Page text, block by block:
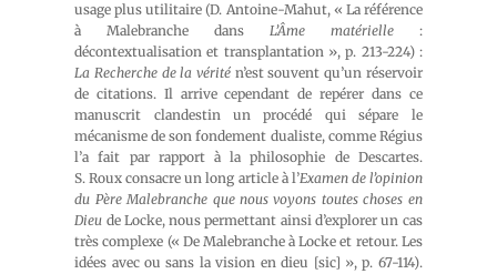
usage plus utilitaire (D. Antoine-Mahut, « La référence
à Malebranche dans L’Âme matérielle :
décontextualisation et transplantation », p. 213-224) :
La Recherche de la vérité n’est souvent qu’un réservoir
de citations. Il arrive cependant de repérer dans ce
manuscrit clandestin un procédé qui sépare le
mécanisme de son fondement dualiste, comme Régius
l’a fait par rapport à la philosophie de Descartes.
S. Roux consacre un long article à l’Examen de l’opinion
du Père Malebranche que nous voyons toutes choses en
Dieu de Locke, nous permettant ainsi d’explorer un cas
très complexe (« De Malebranche à Locke et retour. Les
idées avec ou sans la vision en dieu [sic] », p. 67-114).